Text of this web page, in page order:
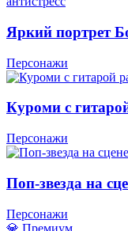
Яркий портрет
Персонажи
Куроми с
Персонажи
Поп-звезда на
Персонажи
💎 Премиум